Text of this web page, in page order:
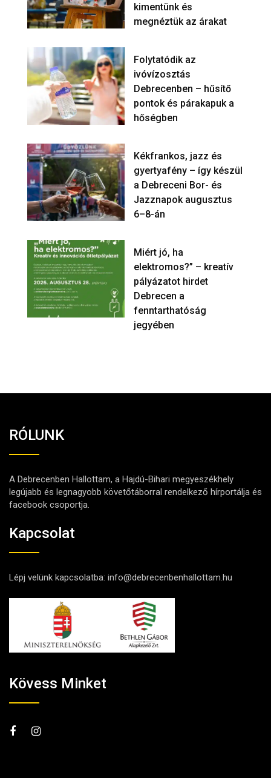
kimentünk és
megnéztük az árakat
Folytatódik az
ivóvízosztás
Debrecenben – hűsítő
pontok és párakapuk a
hőségben
Kékfrankos, jazz és
gyertyafény – így készül
a Debreceni Bor- és
Jazznapok augusztus
6–8-án
Miért jó, ha
elektromos?” – kreatív
pályázatot hirdet
Debrecen a
fenntarthatóság
jegyében
RÓLUNK
A Debrecenben Hallottam, a Hajdú-Bihari megyeszékhely
legújabb és legnagyobb követőtáborral rendelkező hírportálja és
facebook csoportja.
Kapcsolat
Lépj velünk kapcsolatba: info@debrecenbenhallottam.hu
Kövess Minket